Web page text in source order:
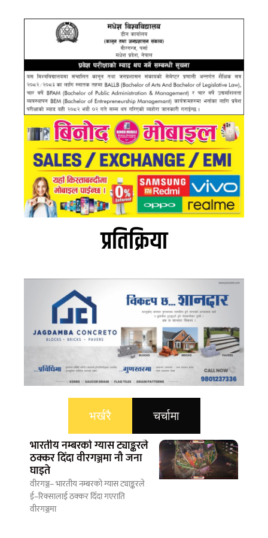
प्रतिक्रिया
भर्खरै चर्चामा
भारतीय नम्बरको ग्यास ट्याङ्करले
ठक्कर दिँदा वीरगञ्जमा नौ जना
घाइते
वीरगञ्ज– भारतीय नम्बरको ग्यास ट्याङ्करले
ई–रिक्सालाई ठक्कर दिँदा गएराति
वीरगञ्जमा